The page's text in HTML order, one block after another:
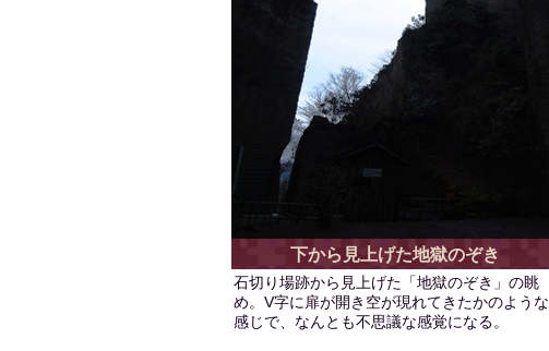
下から見上げた地獄のぞき
石切り場跡から見上げた「地獄のぞき」の眺
め。V字に扉が開き空が現れてきたかのような
感じで、なんとも不思議な感覚になる。